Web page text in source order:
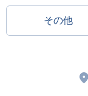
その他